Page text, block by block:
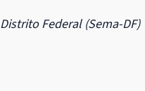
Federal (Sema-DF)